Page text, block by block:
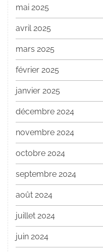
mai 2025
avril 2025
mars 2025
février 2025
janvier 2025
décembre 2024
novembre 2024
octobre 2024
septembre 2024
août 2024
juillet 2024
juin 2024